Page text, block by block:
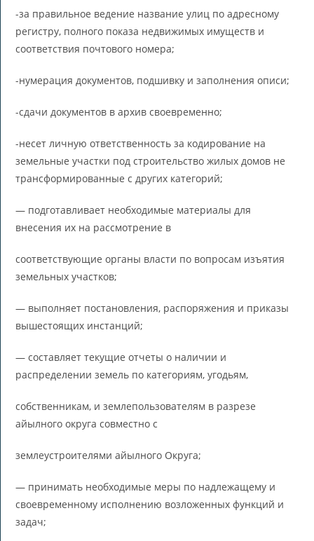
-за правильное ведение название улиц по адресному
регистру, полного показа недвижимых имуществ и
соответствия почтового номера;
-нумерация документов, подшивку и заполнения описи;
-сдачи документов в архив своевременно;
-несет личную ответственность за кодирование на
земельные участки под строительство жилых домов не
трансформированные с других категорий;
— подготавливает необходимые материалы для
внесения их на рассмотрение в
соответствующие органы власти по вопросам изъятия
земельных участков;
— выполняет постановления, распоряжения и приказы
вышестоящих инстанций;
— составляет текущие отчеты о наличии и
распределении земель по категориям, угодьям,
собственникам, и землепользователям в разрезе
айылного округа совместно с
землеустроителями айылного Округа;
— принимать необходимые меры по надлежащему и
своевременному исполнению возложенных функций и
задач;